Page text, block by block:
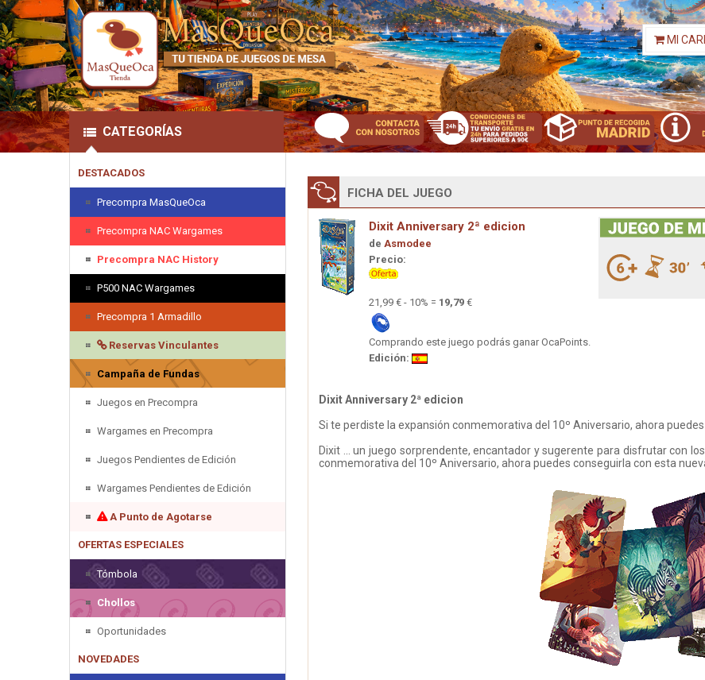
MI
CATEGORÍAS
DESTACADOS
Precompra MasQueOca
Precompra NAC Wargames
Precompra NAC History
P500 NAC Wargames
Precompra 1 Armadillo
Reservas Vinculantes
Campaña de Fundas
Juegos en Precompra
Wargames en Precompra
Juegos Pendientes de Edición
Wargames Pendientes de Edición
A Punto de Agotarse
OFERTAS ESPECIALES
Tómbola
Chollos
Oportunidades
NOVEDADES
FICHA DEL JUEGO
Dixit Anniversary 2ª edicion
de Asmodee
Precio:
21,99 € - 10% = 19,79 €
Comprando este juego podrás ganar OcaPoints.
Edición:
Dixit Anniversary 2ª edicion
Si te perdiste la expansión conmemorativa del 10º Aniversario, ahora
Dixit ... un juego sorprendente, encantador y sugerente para disfrutar con
conmemorativa del 10º Aniversario, ahora puedes conseguirla con esta